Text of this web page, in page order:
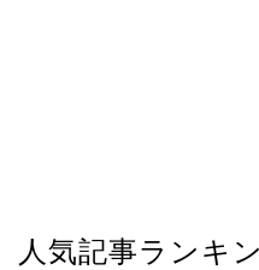
人気記事ランキ